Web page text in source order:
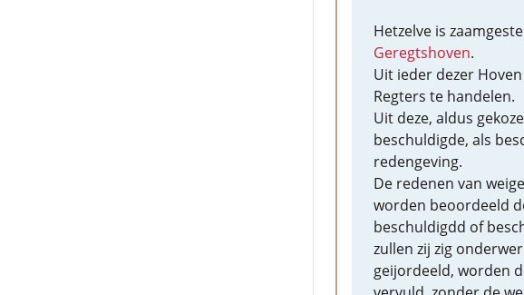
Hetzelve is
Geregtshoven.
Uit ieder dezer
Regters te handelen.
Uit deze, aldus
beschuldigde, als
redengeving.
De redenen van
worden beoordeeld
beschuldigdd of
zullen zij zig
geijordeeld, worden